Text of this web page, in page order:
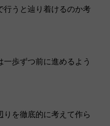
行うと辿り着けるのか考
歩ずつ前に進めるよう
りを徹底的に考えて作ら